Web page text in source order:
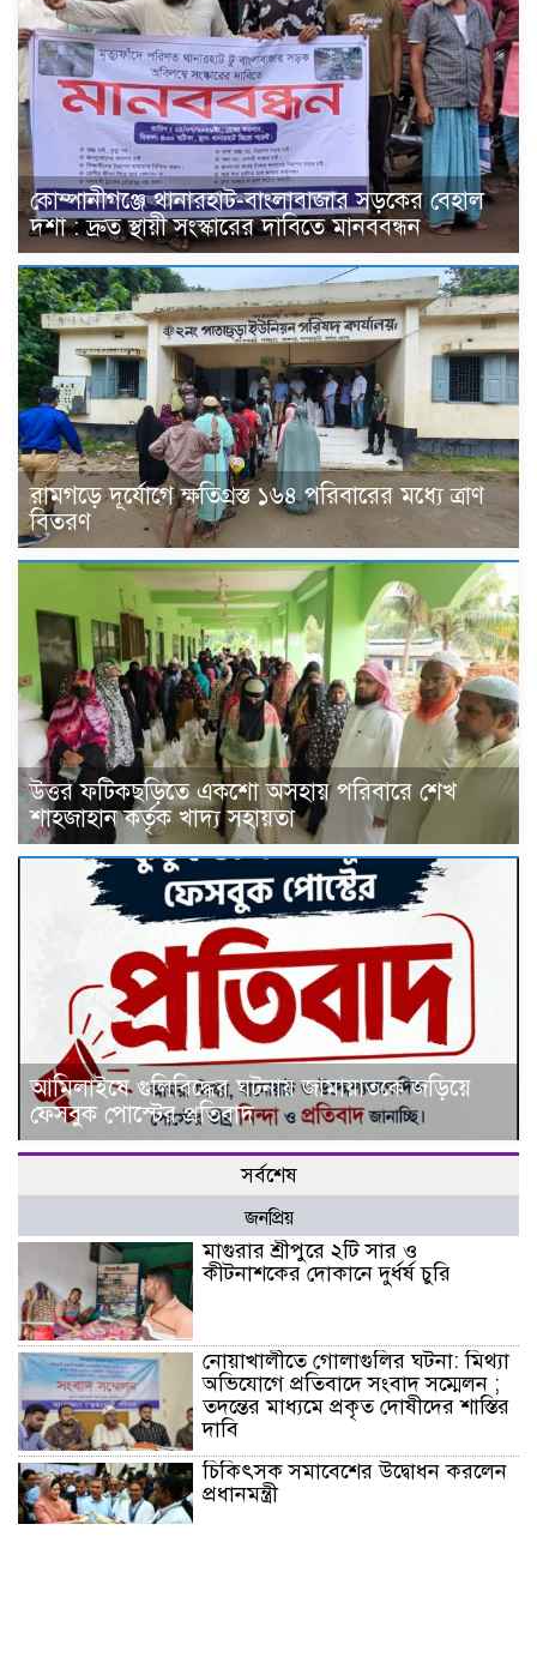
কোম্পানীগঞ্জে থানারহাট-বাংলাবাজার সড়কের বেহাল
দশা : দ্রুত স্থায়ী সংস্কারের দাবিতে মানববন্ধন
রামগড়ে দূর্যোগে ক্ষতিগ্রস্ত ১৬৪ পরিবারের মধ্যে ত্রাণ
বিতরণ
উত্তর ফটিকছড়িতে একশো অসহায় পরিবারে শেখ
শাহজাহান কর্তৃক খাদ্য সহায়তা
আমিলাইষে গুলিবিদ্ধের ঘটনায় জামায়াতকে জড়িয়ে
ফেসবুক পোস্টের প্রতিবাদ
সর্বশেষ
জনপ্রিয়
মাগুরার শ্রীপুরে ২টি সার ও
কীটনাশকের দোকানে দুর্ধর্ষ চুরি
নোয়াখালীতে গোলাগুলির ঘটনা: মিথ্যা
অভিযোগে প্রতিবাদে সংবাদ সম্মেলন ;
তদন্তের মাধ্যমে প্রকৃত দোষীদের শাস্তির
দাবি
চিকিৎসক সমাবেশের উদ্বোধন করলেন
প্রধানমন্ত্রী